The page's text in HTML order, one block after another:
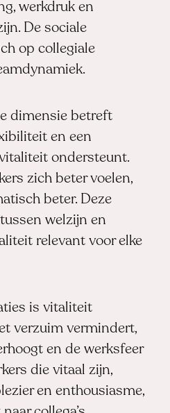
werkdruk en
De sociale
op collegiale
dimensie betreft
en een
ondersteunt.
zich beter voelen,
beter. Deze
welzijn en
relevant voor elke
is vitaliteit
verzuim vermindert,
en de werksfeer
die vitaal zijn,
en enthousiasme,